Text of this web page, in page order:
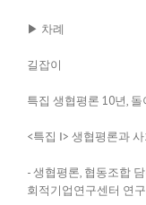
▶ 차례
길잡이
특집 생협평론 10년,
<특집 Ⅰ> 생협평론과
- 생협평론, 협동조합
회적기업연구센터 연